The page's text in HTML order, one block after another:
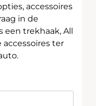
accessoires
in de
een trekhaak, All
ter